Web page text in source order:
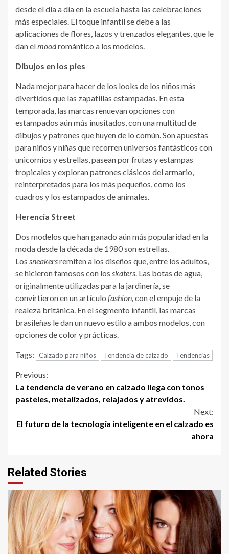
desde el día a día en la escuela hasta las celebraciones
más especiales. El toque infantil se debe a las
aplicaciones de flores, lazos y trenzados elegantes, que le
dan elmoodromántico a los modelos.
Dibujos en los pies
Nada mejor para hacer de los looks de los niños más
divertidos que las zapatillas estampadas. En esta
temporada, las marcas renuevan opciones con
estampados aún más inusitados, con una multitud de
dibujos y patrones que huyen de lo común. Son apuestas
para niños y niñas que recorren universos fantásticos con
unicornios y estrellas, pasean por frutas y estampas
tropicales y exploran patrones clásicos del armario,
reinterpretados para los más pequeños, como los
cuadros y los estampados de animales.
Herencia Street
Dos modelos que han ganado aún más popularidad en la
moda desde la década de 1980 son estrellas.
Los sneakersremiten a los diseños que, entre los adultos,
se hicieron famosos con los skaters. Las botas de agua,
originalmente utilizadas para la jardinería, se
convirtieron en un artículo fashion, con el empuje de la
realeza británica. En el segmento infantil, las marcas
brasileñas le dan un nuevo estilo a ambos modelos, con
opciones de color y prácticas.
Tags: Calzado para niños Tendencia de calzado Tendencias
Continue
Reading
Previous:
La tendencia de verano en calzado llega con tonos
pasteles, metalizados, relajados y atrevidos.
Next:
El futuro de la tecnología inteligente en el calzado es
ahora
Related Stories